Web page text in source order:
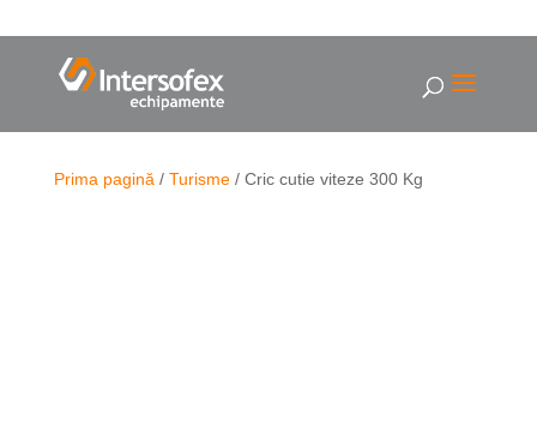
Prima pagină / Turisme/ Cric cutie viteze 300 Kg